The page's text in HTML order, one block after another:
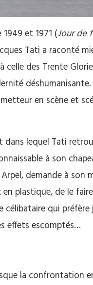
et 1971 (Jour de
Tati a raconté
celle des Trente
déshumanisante.
en scène et
lequel Tati
à son
demande à son
plastique, de le
qui
effets escomptés…
la confrontation